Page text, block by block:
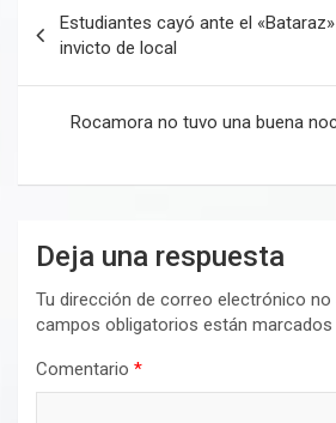
de
entradas
Estudiantes cayó ante el
invicto de local
Rocamora no tuvo una buena
Deja una respuesta
Tu dirección de correo electrónico no
campos obligatorios están marcados
Comentario *